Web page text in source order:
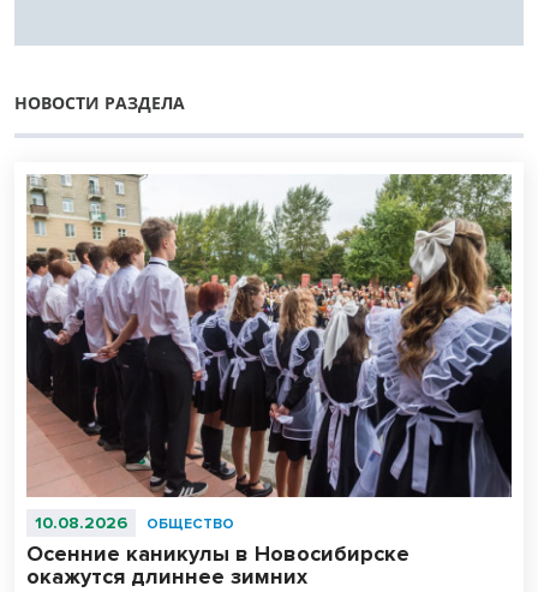
НОВОСТИ РАЗДЕЛА
10.08.2026 ОБЩЕСТВО
Осенние каникулы в Новосибирске
окажутся длиннее зимних